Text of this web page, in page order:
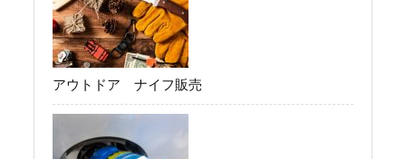
アウトドア ナイフ販売